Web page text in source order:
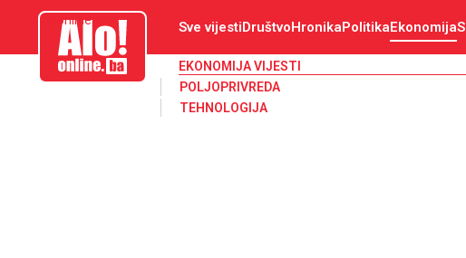
aloonline.ba Sve vijestiDruštvoHronikaPolitikaEkonomija
EKONOMIJA VIJESTI
POLJOPRIVREDA
TEHNOLOGIJA